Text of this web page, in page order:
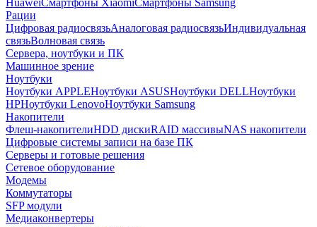
HuaweiСмартфоны XiaomiСмартфоны Samsung
Рации
Цифровая радиосвязьАналоговая радиосвязьИндивидуальная
связьВолновая связь
Сервера, ноутбуки и ПК
Машинное зрение
Ноутбуки
Ноутбуки APPLEНоутбуки ASUSНоутбуки DELLНоутбуки
HPНоутбуки LenovoНоутбуки Samsung
Накопители
Флеш-накопителиHDD дискиRAID массивыNAS накопители
Цифровые системы записи на базе ПК
Серверы и готовые решения
Сетевое оборудование
Модемы
Коммутаторы
SFP модули
Медиаконвертеры